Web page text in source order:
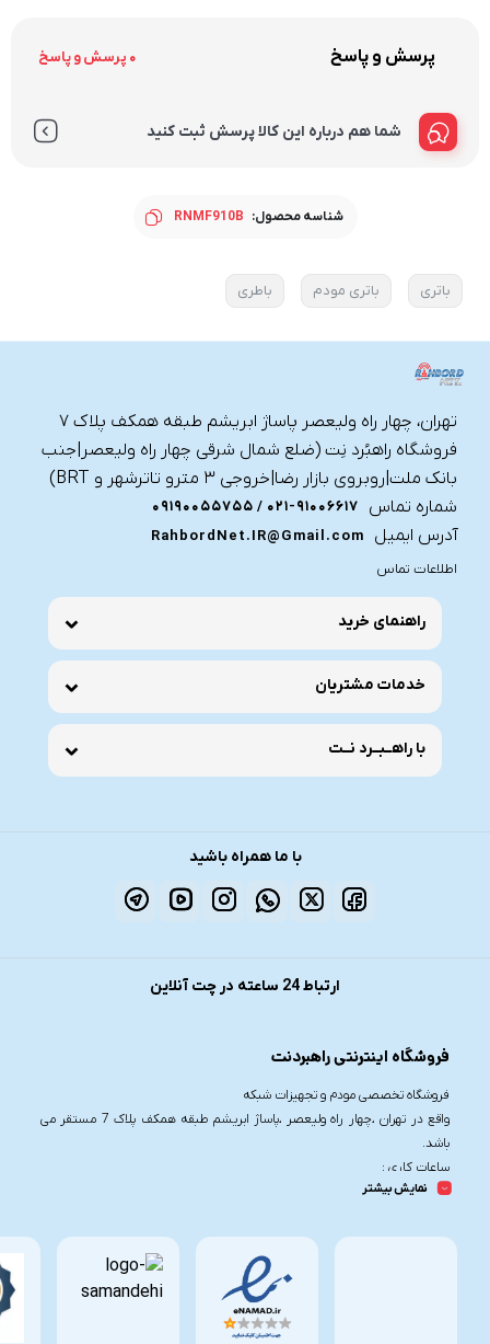
پرسش و پاسخ 0 پرسش و پاسخ
شما هم درباره این کالا پرسش ثبت کنید
شناسه محصول: RNMF910B
باتری باتری مودم باطری
تهران، چهار راه ولیعصر پاساژ ابریشم طبقه همکف پلاک ۷
فروشگاه راهبُرد نِت (ضلع شمال شرقی چهار راه ولیعصر|جنب
بانک ملت|روبروی بازار رضا|خروجی ۳ مترو تاترشهر و BRT)‎‎
شماره تماس
021-91006617 / 09190055755
آدرس ایمیل
RahbordNet.IR@Gmail.com
اطلاعات تماس
راهنمای خرید
خدمات مشتریان
با راهــبــرد نــت
با ما همراه باشید
ارتباط 24 ساعته در چت آنلاین
فروشگاه اینترنتی راهبردنت
فروشگاه تخصصی مودم و تجهیزات شبکه
واقع در تهران ،چهار راه ولیعصر ،پاساژ ابریشم طبقه همکف پلاک 7 مستقر می
باشد.
ساعات کاری :
شنبه تا چهارشنبه از ساعت 9.30 تا 20
تلفن تماس :
نمایش بیشتر